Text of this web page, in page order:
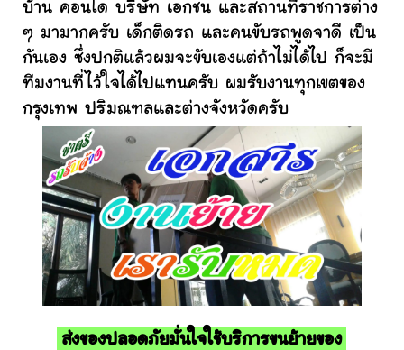
บ้าน คอนโด บริษัท เอกชน และสถานที่ราชการต่าง
ๆ มามากครับ เด็กติดรถ และคนขับรถพูดจาดี เป็น
กันเอง ซึ่งปกติแล้วผมจะขับเองแต่ถ้าไม่ได้ไป ก็จะมี
ทีมงานที่ไว้ใจได้ไปแทนครับ ผมรับงานทุกเขตของ
กรุงเทพ ปริมณฑลและต่างจังหวัดครับ
ส่งของปลอดภัยมั่นใจใช้บริการขนย้ายของ